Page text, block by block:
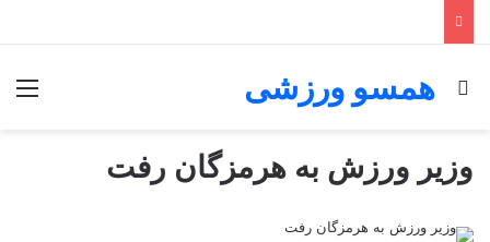
همسو ورزشی
جستجو برای
وزیر ورزش به هرمزگان رفت